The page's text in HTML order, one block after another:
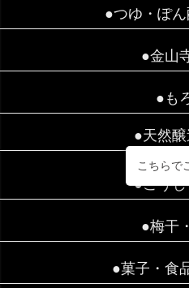
●つゆ・ぽ
●金山
●も
●天然
●こう
●梅干
●菓子・食
こちらで